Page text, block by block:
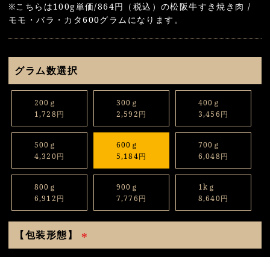
※こちらは100g単価/864円（税込）の松阪牛すき焼き肉 /
モモ・バラ・カタ600グラムになります。
グラム数選択
200ｇ
1,728円
300ｇ
2,592円
400ｇ
3,456円
500ｇ
4,320円
600ｇ
5,184円
700ｇ
6,048円
800ｇ
6,912円
900ｇ
7,776円
1kｇ
8,640円
【包装形態】